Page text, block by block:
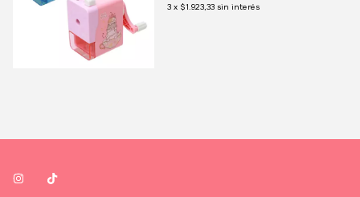
3 x $1.923,33 sin interés